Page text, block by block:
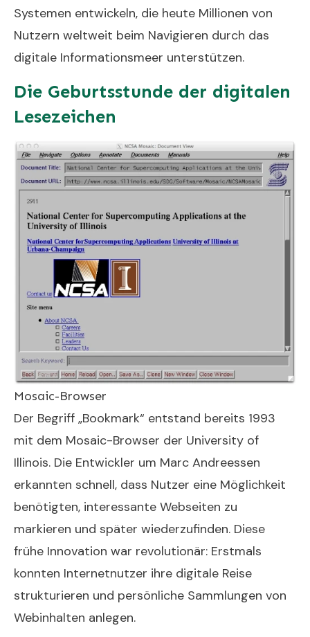
Systemen entwickeln, die heute Millionen von
Nutzern weltweit beim Navigieren durch das
digitale Informationsmeer unterstützen.
Die Geburtsstunde der digitalen
Lesezeichen
Mosaic-Browser
Der Begriff „Bookmark“ entstand bereits 1993
mit dem Mosaic-Browser der University of
Illinois. Die Entwickler um Marc Andreessen
erkannten schnell, dass Nutzer eine Möglichkeit
benötigten, interessante Webseiten zu
markieren und später wiederzufinden. Diese
frühe Innovation war revolutionär: Erstmals
konnten Internetnutzer ihre digitale Reise
strukturieren und persönliche Sammlungen von
Webinhalten anlegen.